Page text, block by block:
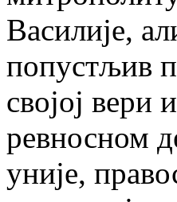
Василије,
попустљив
својој вери
ревносном
уније,